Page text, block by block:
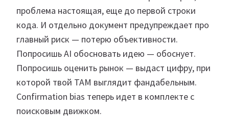
проблема настоящая, еще до первой строки
кода. И отдельно документ предупреждает про
главный риск — потерю объективности.
Попросишь AI обосновать идею — обоснует.
Попросишь оценить рынок — выдаст цифру, при
которой твой TAM выглядит фандабельным.
Confirmation bias теперь идет в комплекте с
поисковым движком.